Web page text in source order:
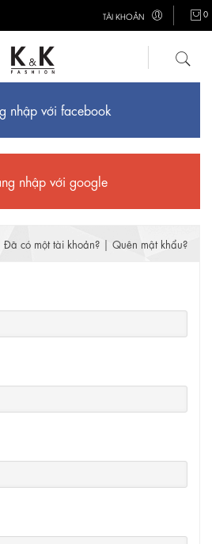
TÀI KHOẢN 0
nhập với facebook
nhập với google
Đã có một tài khoản? | Quên mật khẩu?